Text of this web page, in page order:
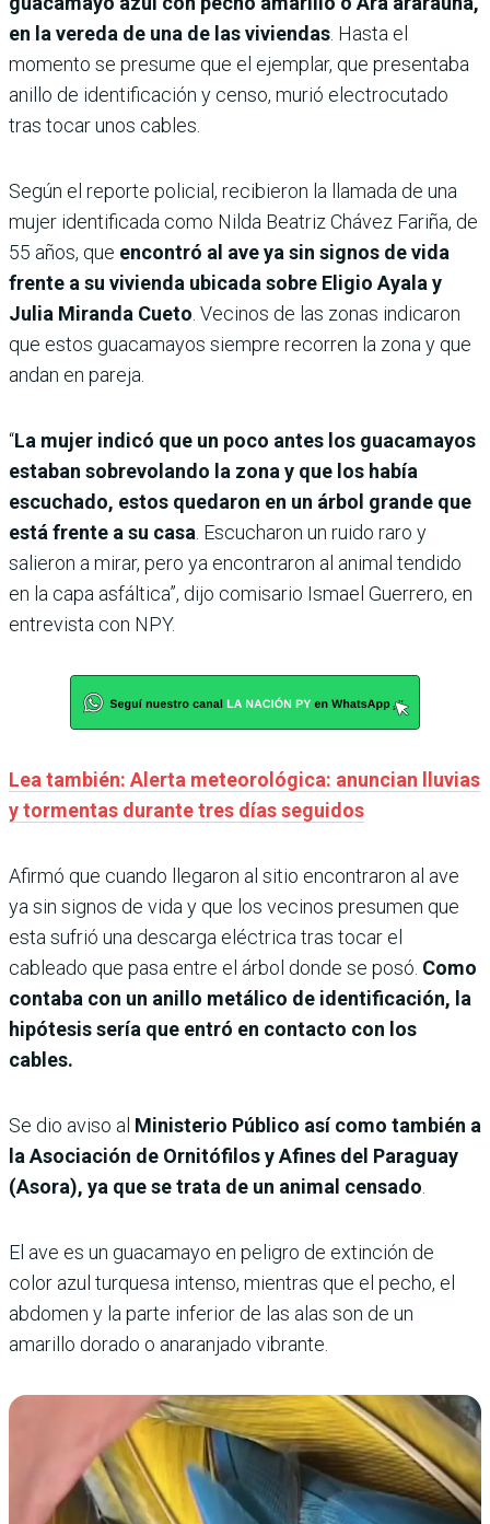
en la vereda de una de las viviendas. Hasta el
momento se presume que el ejemplar, que presentaba
anillo de identificación y censo, murió electrocutado
tras tocar unos cables.
Según el reporte policial, recibieron la llamada de una
mujer identificada como Nilda Beatriz Chávez Fariña, de
55 años, que encontró al ave ya sin signos de vida
frente a su vivienda ubicada sobre Eligio Ayala y
Julia Miranda Cueto. Vecinos de las zonas indicaron
que estos guacamayos siempre recorren la zona y que
andan en pareja.
“La mujer indicó que un poco antes los guacamayos
estaban sobrevolando la zona y que los había
escuchado, estos quedaron en un árbol grande que
está frente a su casa. Escucharon un ruido raro y
salieron a mirar, pero ya encontraron al animal tendido
en la capa asfáltica”, dijo comisario Ismael Guerrero, en
entrevista con NPY.
Lea también: Alerta meteorológica: anuncian lluvias
y tormentas durante tres días seguidos
Afirmó que cuando llegaron al sitio encontraron al ave
ya sin signos de vida y que los vecinos presumen que
esta sufrió una descarga eléctrica tras tocar el
cableado que pasa entre el árbol donde se posó. Como
contaba con un anillo metálico de identificación, la
hipótesis sería que entró en contacto con los
cables.
Se dio aviso al Ministerio Público así como también a
la Asociación de Ornitófilos y Afines del Paraguay
(Asora), ya que se trata de un animal censado.
El ave es un guacamayo en peligro de extinción de
color azul turquesa intenso, mientras que el pecho, el
abdomen y la parte inferior de las alas son de un
amarillo dorado o anaranjado vibrante.